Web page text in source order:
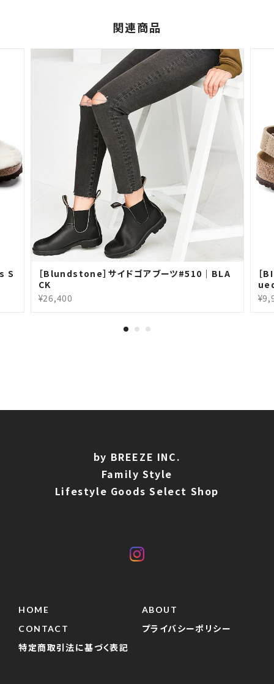
関連商品
S
［Blundstone］サイドゴアブーツ#510｜BLA
CK
¥26,400
［
by BREEZE INC.
Family Style
Lifestyle Goods Select Shop
HOME
ABOUT
CONTACT
プライバシーポリシー
特定商取引法に基づく表記